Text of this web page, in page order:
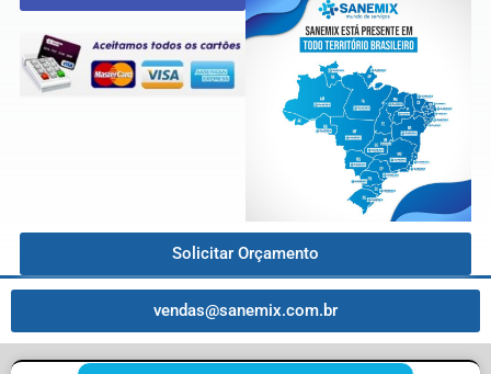
Solicitar Orçamento
vendas@sanemix.com.br